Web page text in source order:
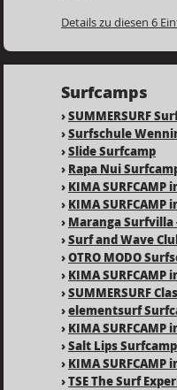
Details zu diesen 6
Surfcamps
›SUMMERSURF
›Surfschule
›Slide Surfcamp
› Rapa Nui
› KIMA SURFCAMP
› KIMA
› Maranga Surfvilla
›Surf and Wave
›OTRO MODO
› KIMA SURFCAMP
›SUMMERSURF
›elementsurf
› KIMA SURFCAMP
›Salt Lips
› KIMA SURFCAMP
›TSE The Surf